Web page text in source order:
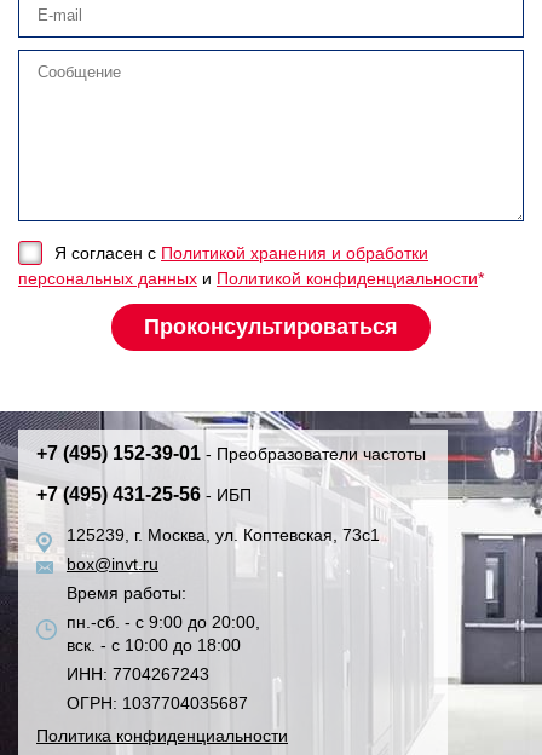
Я согласен с Политикой хранения и обработки
персональных данных и Политикой конфиденциальности*
+7 (495) 152-39-01 - Преобразователи частоты
+7 (495) 431-25-56 - ИБП
125239, г. Москва, ул. Коптевская, 73с1
box@invt.ru
Время работы:
пн.-сб. - с 9:00 до 20:00,
вск. - с 10:00 до 18:00
ИНН: 7704267243
ОГРН: 1037704035687
Политика конфиденциальности